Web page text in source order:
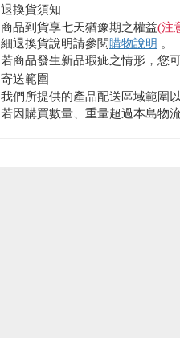
退換貨須知
商品到貨享七天猶豫期之權益(注
細退換貨說明請參閱購物說明 。
若商品發生新品瑕疵之情形，您
寄送範圍
我們所提供的產品配送區域範圍
若因購買數量、重量超過本島物